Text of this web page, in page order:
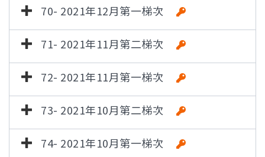
70- 2021年12月第一梯次
71- 2021年11月第二梯次
72- 2021年11月第一梯次
73- 2021年10月第二梯次
74- 2021年10月第一梯次